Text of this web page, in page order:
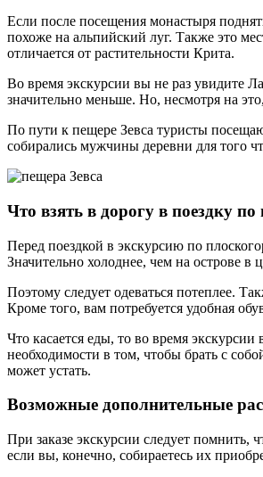
Если после посещения монастыря
похоже на альпийский луг. Также это
отличается от растительности Крита.
Во время экскурсии вы не раз увидите
значительно меньше. Но, несмотря на
По пути к пещере Зевса туристы
собирались мужчины деревни для того
Что взять в дорогу в поездку
Перед поездкой в экскурсию по
Значительно холоднее, чем на острове в
Поэтому следует одеваться потеплее.
Кроме того, вам потребуется удобная
Что касается еды, то во время
необходимости в том, чтобы брать с
может устать.
Возможные дополнительные
При заказе экскурсии следует помнить,
если вы, конечно, собираетесь их